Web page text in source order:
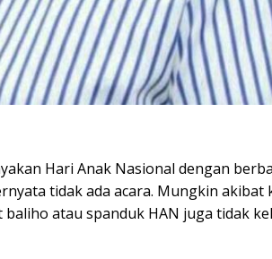
Hari Anak Nasional dengan
tidak ada acara. Mungkin akibat
atau spanduk HAN juga tidak